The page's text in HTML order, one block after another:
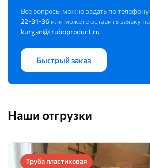
Все вопросы можно задать по телефону
22-31-36 или можете оставить заявку на
kurgan@truboproduct.ru
Быстрый заказ
Наши отгрузки
Труба пластиковая